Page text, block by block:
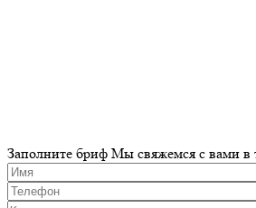
Заполните бриф Мы свяжемся с вами в